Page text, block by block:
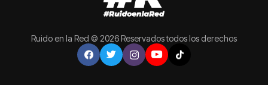
Ruido en la Red © 2026 Reservados todos los derechos